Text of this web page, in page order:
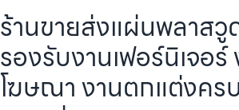
ร้านขายส่งแผ่นพลาสวู
รองรับงานเฟอร์นิเจอร์
โฆษณา งานตกแต่งคร